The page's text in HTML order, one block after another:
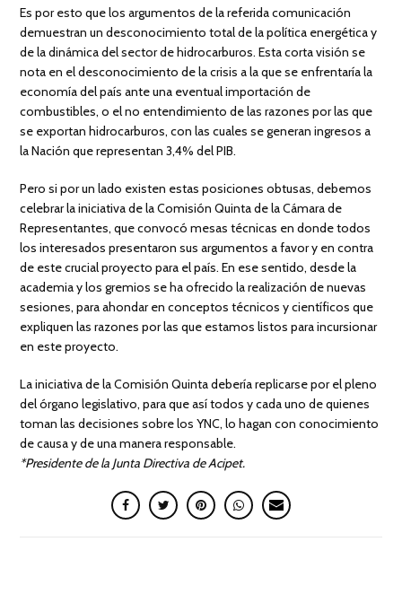
Es por esto que los argumentos de la referida comunicación
demuestran un desconocimiento total de la política energética y
de la dinámica del sector de hidrocarburos. Esta corta visión se
nota en el desconocimiento de la crisis a la que se enfrentaría la
economía del país ante una eventual importación de
combustibles, o el no entendimiento de las razones por las que
se exportan hidrocarburos, con las cuales se generan ingresos a
la Nación que representan 3,4% del PIB.
Pero si por un lado existen estas posiciones obtusas, debemos
celebrar la iniciativa de la Comisión Quinta de la Cámara de
Representantes, que convocó mesas técnicas en donde todos
los interesados presentaron sus argumentos a favor y en contra
de este crucial proyecto para el país. En ese sentido, desde la
academia y los gremios se ha ofrecido la realización de nuevas
sesiones, para ahondar en conceptos técnicos y científicos que
expliquen las razones por las que estamos listos para incursionar
en este proyecto.
La iniciativa de la Comisión Quinta debería replicarse por el pleno
del órgano legislativo, para que así todos y cada uno de quienes
toman las decisiones sobre los YNC, lo hagan con conocimiento
de causa y de una manera responsable.
*Presidente de la Junta Directiva de Acipet.